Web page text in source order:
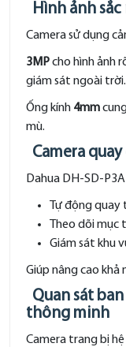
Hình ảnh
Camera sử dụng
3MPcho hình ảnh
giám sát ngoài trời.
Ống kính 4mm
mù.
Camera
Dahua DH-SD-
Tự động
Theo dõi
Giám sát khu
Giúp nâng cao khả
Quan sát
thông minh
Camera trang bị